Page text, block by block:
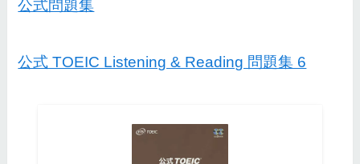
公式問題集
公式 TOEIC Listening & Reading 問題集 6